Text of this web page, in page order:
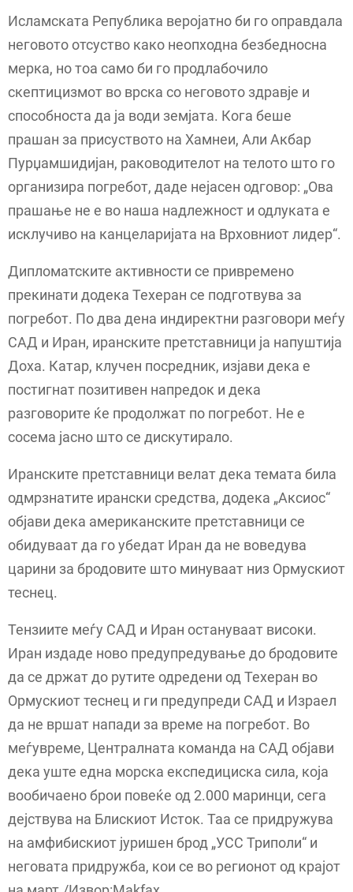
Исламската Република веројатно би го оправдала
неговото отсуство како неопходна безбедносна
мерка, но тоа само би го продлабочило
скептицизмот во врска со неговото здравје и
способноста да ја води земјата. Кога беше
прашан за присуството на Хамнеи, Али Акбар
Пурџамшидијан, раководителот на телото што го
организира погребот, даде нејасен одговор: „Ова
прашање не е во наша надлежност и одлуката е
исклучиво на канцеларијата на Врховниот лидер“.
Дипломатските активности се привремено
прекинати додека Техеран се подготвува за
погребот. По два дена индиректни разговори меѓу
САД и Иран, иранските претставници ја напуштија
Доха. Катар, клучен посредник, изјави дека е
постигнат позитивен напредок и дека
разговорите ќе продолжат по погребот. Не е
сосема јасно што се дискутирало.
Иранските претставници велат дека темата била
одмрзнатите ирански средства, додека „Аксиос“
објави дека американските претставници се
обидуваат да го убедат Иран да не воведува
царини за бродовите што минуваат низ Ормускиот
теснец.
Тензиите меѓу САД и Иран остануваат високи.
Иран издаде ново предупредување до бродовите
да се држат до рутите одредени од Техеран во
Ормускиот теснец и ги предупреди САД и Израел
да не вршат напади за време на погребот. Во
меѓувреме, Централната команда на САД објави
дека уште една морска експедициска сила, која
вообичаено брои повеќе од 2.000 маринци, сега
дејствува на Блискиот Исток. Таа се придружува
на амфибискиот јуришен брод „УСС Триполи“ и
неговата придружба, кои се во регионот од крајот